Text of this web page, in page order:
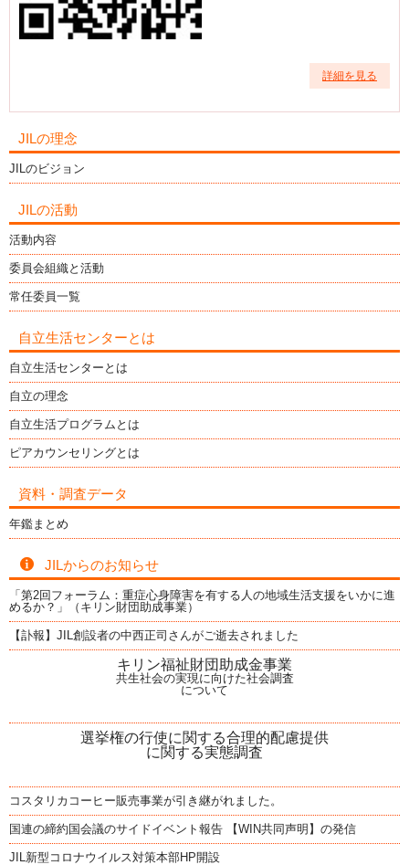
詳細を見る
JILの理念
JILのビジョン
JILの活動
活動内容
委員会組織と活動
常任委員一覧
自立生活センターとは
自立生活センターとは
自立の理念
自立生活プログラムとは
ピアカウンセリングとは
資料・調査データ
年鑑まとめ
JILからのお知らせ
「第2回フォーラム：重症心身障害を有する人の地域生活支援をいかに進
めるか？」（キリン財団助成事業）
【訃報】JIL創設者の中西正司さんがご逝去されました
キリン福祉財団助成金事業
共生社会の実現に向けた社会調査
について
選挙権の行使に関する合理的配慮提供
に関する実態調査
コスタリカコーヒー販売事業が引き継がれました。
国連の締約国会議のサイドイベント報告 【WIN共同声明】の発信
JIL新型コロナウイルス対策本部HP開設